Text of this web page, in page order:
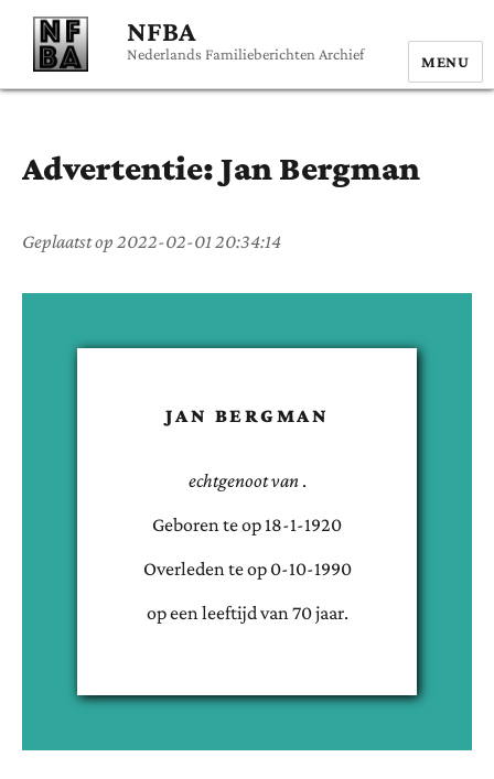
NFBA
Nederlands Familieberichten Archief MENU
Advertentie: Jan Bergman
Geplaatst op 2022-02-01 20:34:14
JAN BERGMAN
echtgenoot van .
Geboren teop 18-1-1920
Overleden teop 0-10-1990
op een leeftijd van 70jaar.